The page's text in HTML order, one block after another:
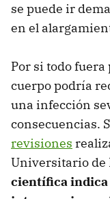
se puede ir
en el
Por si todo fuera
cuerpo podría
una infección
consecuencias.
revisiones
Universitario de
científica indica